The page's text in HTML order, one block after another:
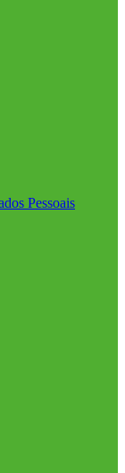
Pessoais